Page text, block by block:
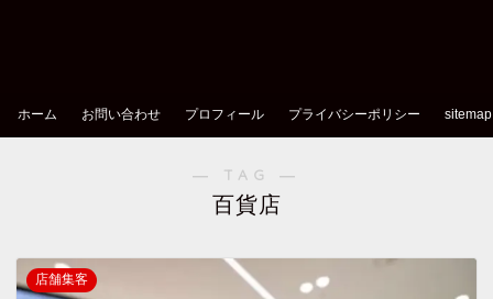
ホーム お問い合わせ プロフィール プライバシーポリシー sitemap
― TAG ―
百貨店
店舗集客